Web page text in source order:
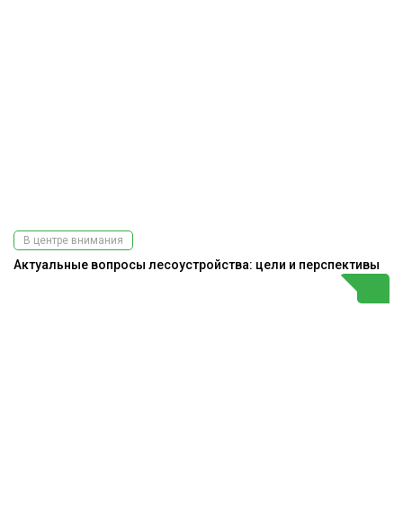
В центре внимания
Актуальные вопросы лесоустройства: цели и перспективы